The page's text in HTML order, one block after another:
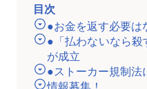
目次
●お金を返す必要は
●「払わないなら
が成立
●ストーカー規制法